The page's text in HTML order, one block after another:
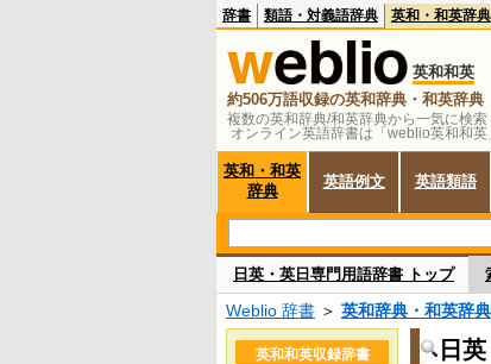
複数の英和辞典/和英辞典から一気に検索
オンライン英語辞書は「weblio英和和英
辞書 類語・対義語辞典 英和・和英辞典
英和和英
約506万語収録の英和辞典・和英辞典
英和・和英
辞典
英語例文 英語類語
日英・英日専門用語辞書 トップ
Weblio 辞書 ＞ 英和辞典・和英辞典
日
英和和英収録辞書